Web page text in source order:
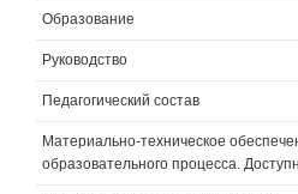
Образование
Руководство
Педагогический состав
Материально-техническое
образовательного процесса.